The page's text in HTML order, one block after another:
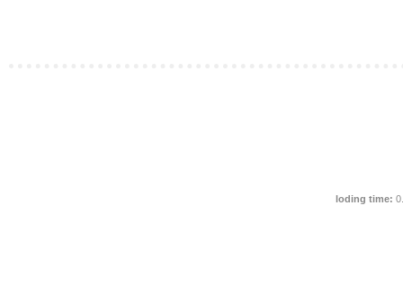
loding time: